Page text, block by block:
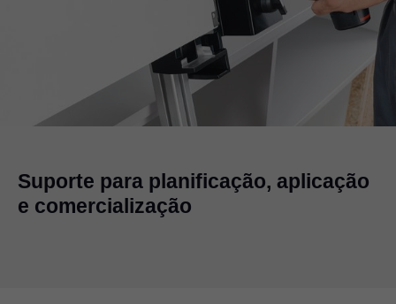
Suporte para planificação, aplicação
e comercialização